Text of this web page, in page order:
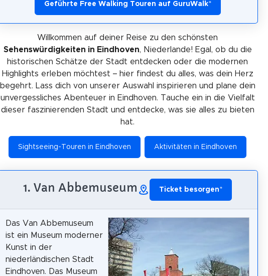
Geführte Free Walking Touren auf GuruWalk*
Willkommen auf deiner Reise zu den schönsten
Sehenswürdigkeiten in Eindhoven, Niederlande! Egal, ob du die
historischen Schätze der Stadt entdecken oder die modernen
Highlights erleben möchtest – hier findest du alles, was dein Herz
begehrt. Lass dich von unserer Auswahl inspirieren und plane dein
unvergessliches Abenteuer in Eindhoven. Tauche ein in die Vielfalt
dieser faszinierenden Stadt und entdecke, was sie alles zu bieten
hat.
Sightseeing-Touren in Eindhoven Aktivitäten in Eindhoven
1. Van Abbemuseum Ticket besorgen*
Das Van Abbemuseum
ist ein Museum moderner
Kunst in der
niederländischen Stadt
Eindhoven. Das Museum